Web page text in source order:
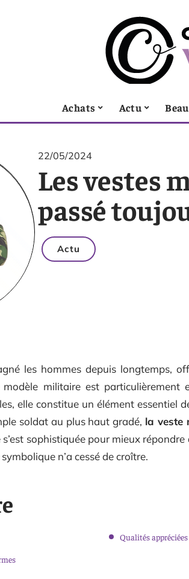
Achats Actu
22/05/2024
Les vestes
passé
Actu
les hommes depuis longtemps,
militaire est particulièrement
elle constitue un élément essentiel
soldat au plus haut gradé, la veste
sophistiquée pour mieux
n’a cessé de croître.
Qualités